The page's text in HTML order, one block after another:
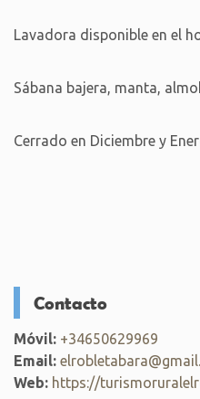
Lavadora disponible en el
Sábana bajera, manta,
Cerrado en Diciembre y
Contacto
Móvil: +34650629969
Email:
Web: https://